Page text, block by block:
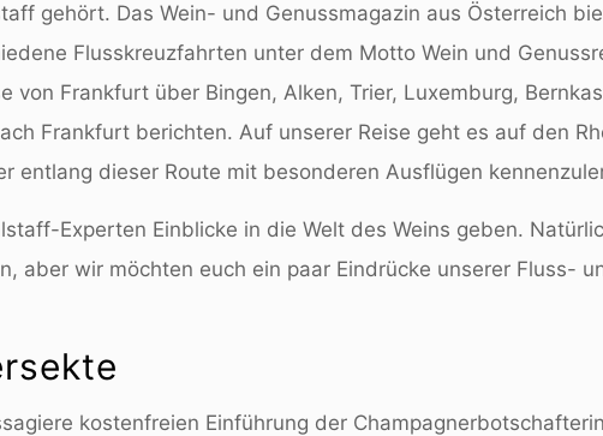
gehört. Das Wein- und Genussmagazin aus Österreich
Flusskreuzfahrten unter dem Motto Wein und
von Frankfurt über Bingen, Alken, Trier, Luxemburg,
Frankfurt berichten. Auf unserer Reise geht es auf den
entlang dieser Route mit besonderen Ausflügen
Experten Einblicke in die Welt des Weins geben.
aber wir möchten euch ein paar Eindrücke unserer Fluss-
kostenfreien Einführung der